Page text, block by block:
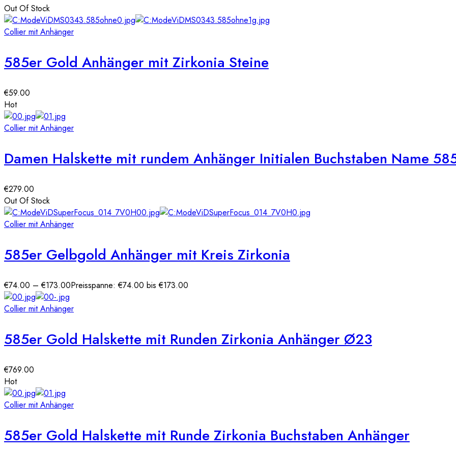
Out Of Stock
Collier mit Anhänger
585er Gold Anhänger mit Zirkonia Steine
€59.00
Hot
Collier mit Anhänger
Damen Halskette mit rundem Anhänger Initialen Buchstaben Name
€279.00
Out Of Stock
Collier mit Anhänger
585er Gelbgold Anhänger mit Kreis Zirkonia
€74.00 –€173.00Preisspanne: €74.00 bis €173.00
Collier mit Anhänger
585er Gold Halskette mit Runden Zirkonia Anhänger Ø23
€769.00
Hot
Collier mit Anhänger
585er Gold Halskette mit Runde Zirkonia Buchstaben Anhänger